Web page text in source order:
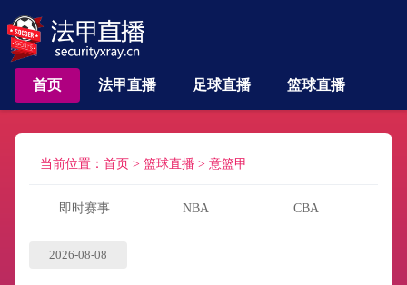
首页 法甲直播 足球直播 篮球直播
当前位置： 首页 > 篮球直播 > 意篮甲
即时赛事 NBA CBA
2026-08-08